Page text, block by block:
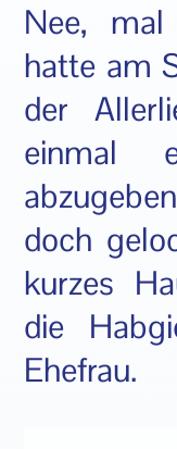
Nee,
hatte am
der
einmal
doch
kurzes
die
Ehefrau.